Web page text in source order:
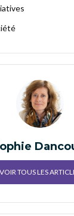
VOIR TOUS LES